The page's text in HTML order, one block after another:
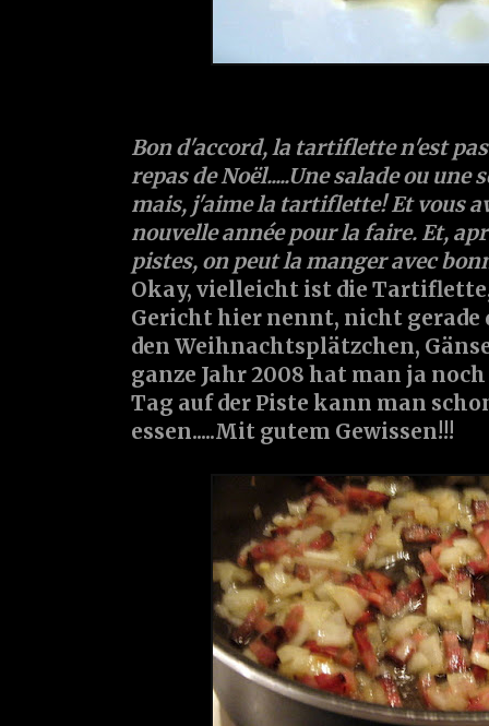
Bon d'accord, la tartiflette n'est
repas de Noël.....Une salade ou une
mais, j'aime la tartiflette! Et vous
nouvelle année pour la faire. Et,
pistes, on peut la manger avec
Okay, vielleicht ist die
Gericht hier nennt, nicht gerade
den Weihnachtsplätzchen,
ganze Jahr 2008 hat man ja
Tag auf der Piste kann man
essen.....Mit gutem Gewissen!!!